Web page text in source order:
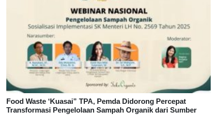
Food Waste ‘Kuasai” TPA, Pemda Didorong Percepat
Transformasi Pengelolaan Sampah Organik dari Sumber